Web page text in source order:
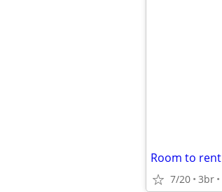
Room to rent
7/20 3br